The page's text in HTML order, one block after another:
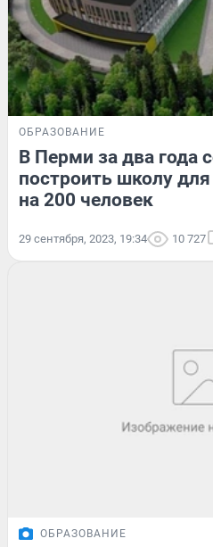
ОБРАЗОВАНИЕ
В Перми за два года
построить школу
на 200 человек
29 сентября, 2023, 19:34 10 727
ОБРАЗОВАНИЕ